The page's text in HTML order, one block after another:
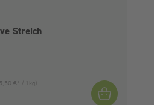
Streich
€* / 1kg)